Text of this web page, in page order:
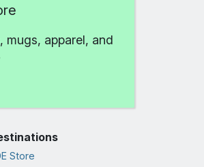
mugs, apparel, and
Store